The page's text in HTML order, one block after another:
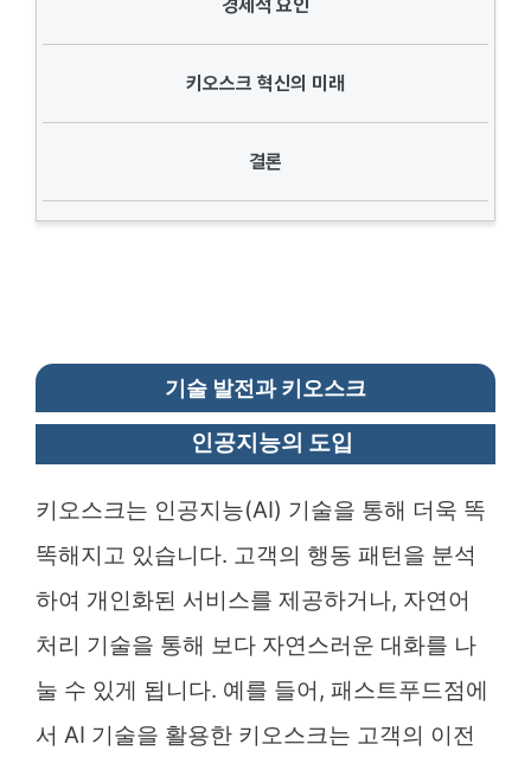
경제적 요인
키오스크 혁신의 미래
결론
기술 발전과 키오스크
인공지능의 도입
키오스크는 인공지능(AI) 기술을 통해 더욱 똑
똑해지고 있습니다. 고객의 행동 패턴을 분석
하여 개인화된 서비스를 제공하거나, 자연어
처리 기술을 통해 보다 자연스러운 대화를 나
눌 수 있게 됩니다. 예를 들어, 패스트푸드점에
서 AI 기술을 활용한 키오스크는 고객의 이전